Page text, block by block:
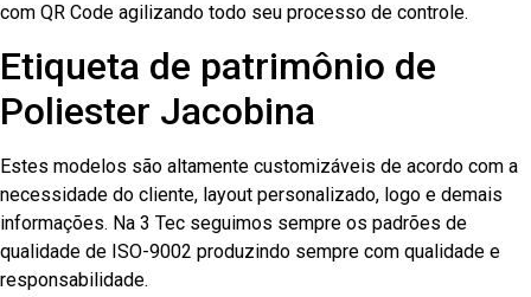
com QR Code agilizando todo seu processo de controle.
Etiqueta de patrimônio de
Poliester Jacobina
Estes modelos são altamente customizáveis de acordo com a
necessidade do cliente, layout personalizado, logo e demais
informações. Na 3 Tec seguimos sempre os padrões de
qualidade de ISO-9002 produzindo sempre com qualidade e
responsabilidade.